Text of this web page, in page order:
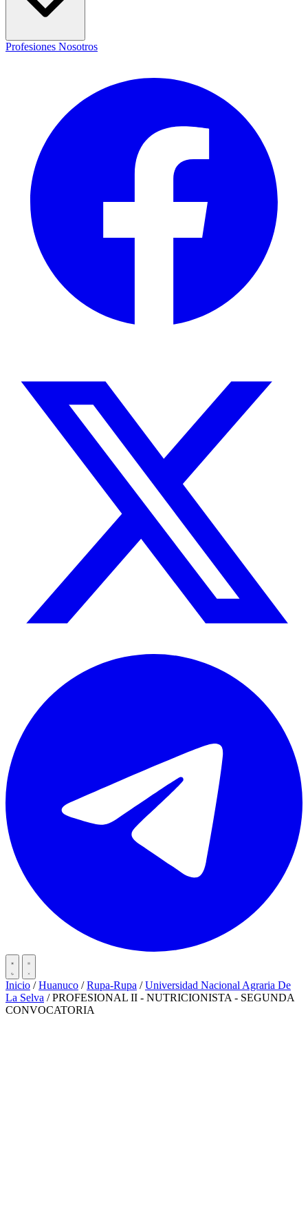
Profesiones Nosotros
Inicio / Huanuco / Rupa-Rupa / Universidad Nacional Agraria De
La Selva / PROFESIONAL II - NUTRICIONISTA - SEGUNDA
CONVOCATORIA